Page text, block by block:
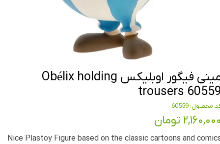
مینی فیگور اوبلیکس Obélix holding
trousers
محصول: 60559
تومان
Nice Plastoy Figure based on the classic cartoons and